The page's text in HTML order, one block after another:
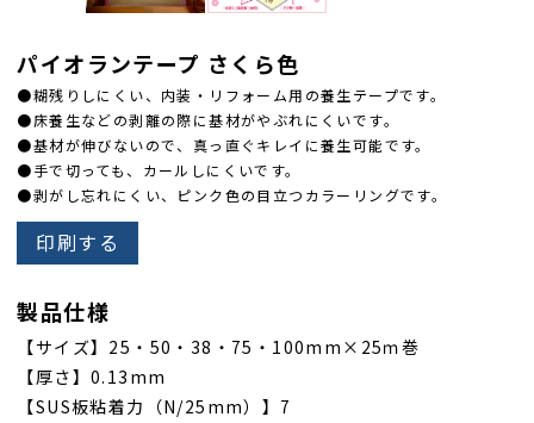
パイオランテープ さくら色
●糊残りしにくい、内装・リフォーム用の養生テープです。
●床養生などの剥離の際に基材がやぶれにくいです。
●基材が伸びないので、真っ直ぐキレイに養生可能です。
●手で切っても、カールしにくいです。
●剥がし忘れにくい、ピンク色の目立つカラーリングです。
印刷する
製品仕様
【サイズ】25・50・38・75・100mm×25ｍ巻
【厚さ】0.13mm
【SUS板粘着力（N/25mm）】7